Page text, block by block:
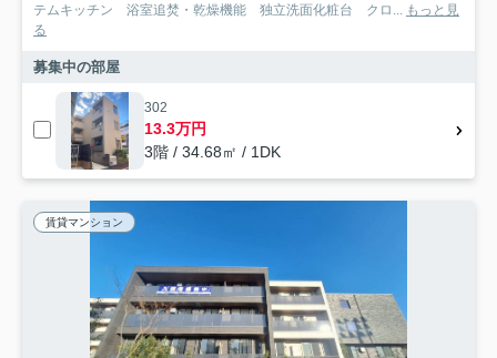
テムキッチン 浴室追焚・乾燥機能 独立洗面化粧台 クロ... もっと見
る
募集中の部屋
302
13.3万円
3階 / 34.68㎡ / 1DK
賃貸マンション